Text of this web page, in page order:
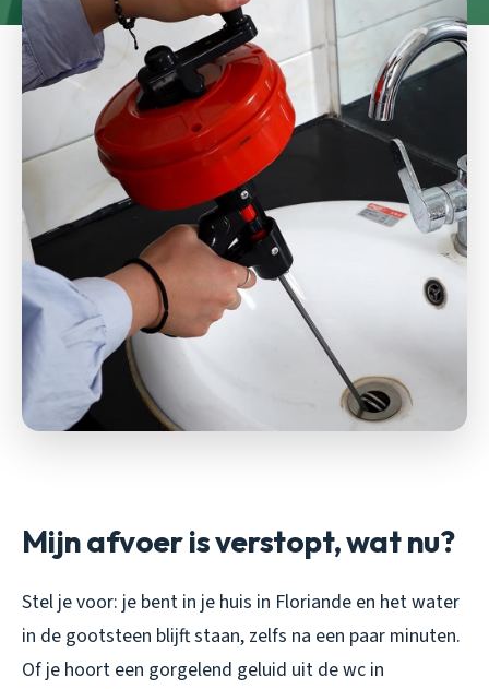
Mijn afvoer is verstopt, wat nu?
Stel je voor: je bent in je huis in Floriande en het water
in de gootsteen blijft staan, zelfs na een paar minuten.
Of je hoort een gorgelend geluid uit de wc in